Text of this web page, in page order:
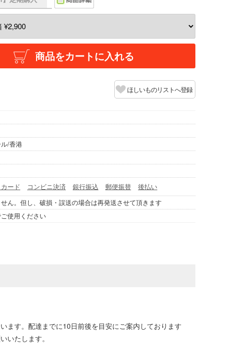
商品をカートに入れる
ほしいものリストへ登録
/香港
ード コンビニ決済 銀行振込 郵便振替
後払い
ん。但し、破損・誤送の場合は再発送させて頂きます
使用ください
ます。配達までに10日前後を目安にご案内しております
いたします。